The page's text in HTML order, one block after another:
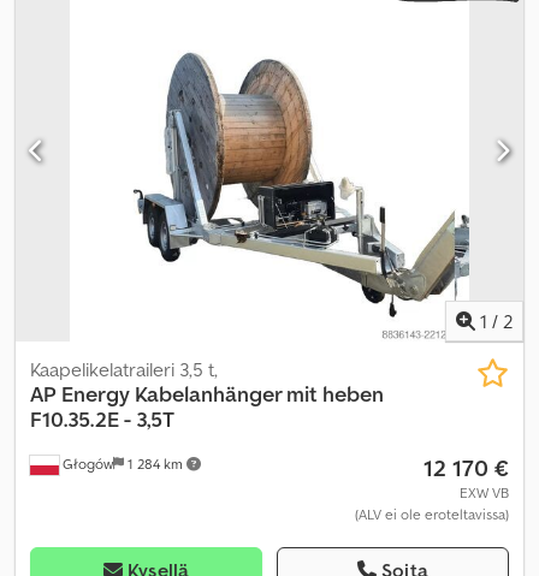
1 / 2
Głogów 1 284 km
Kaapelikelatraileri 3,5 t,
AP Energy Kabelanhänger mit heben
F10.35.2E - 3,5T
12 170 €
EXW VB
(ALV ei ole eroteltavissa)
Kysellä Soita